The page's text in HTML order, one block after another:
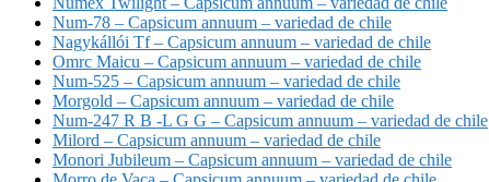
Num-78 – Capsicum annuum – variedad de chile
Nagykállói Tf – Capsicum annuum – variedad de chile
Omrc Maicu – Capsicum annuum – variedad de chile
Num-525 – Capsicum annuum – variedad de chile
Morgold – Capsicum annuum – variedad de chile
Num-247 R B -L G G – Capsicum annuum – variedad de chile
Milord – Capsicum annuum – variedad de chile
Monori Jubileum – Capsicum annuum – variedad de chile